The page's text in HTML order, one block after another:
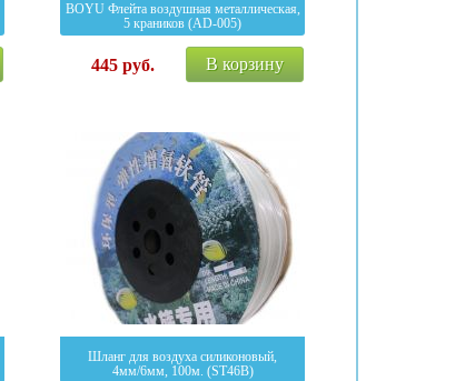
BOYU Флейта воздушная металлическая,
5 краников (AD-005)
445руб. В корзину
Шланг для воздуха силиконовый,
4мм/6мм, 100м. (ST46B)